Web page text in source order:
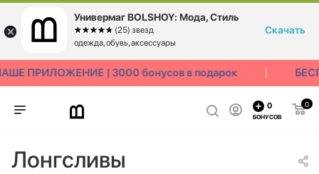
ПРИЛОЖЕНИЕ | 3000 бонусов в подарок
0
0
БОНУСОВ
Лонгсливы
Универмаг BOLSHOY: Мода, Стиль
☆☆☆☆☆
★★★★★ (25) звезд
одежда, обувь, аксессуары
Скачать